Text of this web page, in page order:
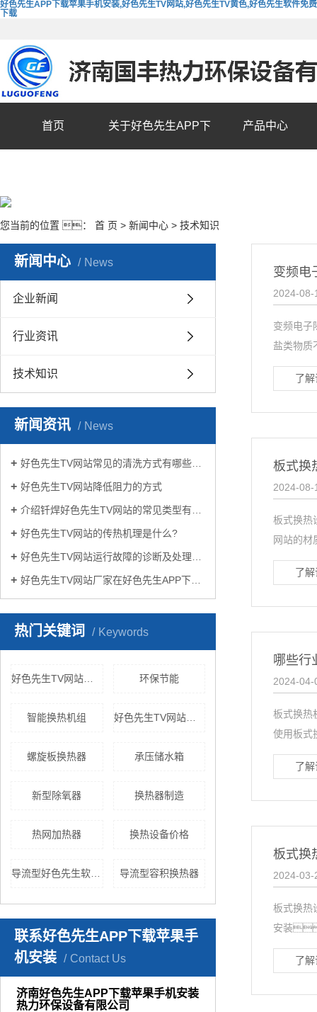
好色先生APP下载苹果手机安装,好色先生TV网站,好色先生TV黄色,好色先生软件免费
下载
首页 关于好色先生APP下 产品中心
您当前的位置 ： 首 页 > 新闻中心 > 技术知识
新闻中心 News
企业新闻
行业资讯
技术知识
新闻资讯 News
好色先生TV网站常见的清洗方式有哪些？
好色先生TV网站降低阻力的方式
介绍钎焊好色先生TV网站的常见类型有哪些
好色先生TV网站的传热机理是什么?
好色先生TV网站运行故障的诊断及处理方法
好色先生TV网站厂家在好色先生APP下载苹果手机安装生活中有哪些作用？
热门关键词 Keywords
环保节能
智能换热机组 好色先生TV网站厂家
螺旋板换热器 承压储水箱
新型除氧器 换热器制造
热网加热器 换热设备价格
导流型容积换热器
联系好色先生APP下载苹果手
机安装
Contact Us
济南好色先生APP下载苹果手机安装
热力环保设备有限公司
变频
2024-08-
变频电
盐类物
了
板式
2024-08-
板式换
网站的
了
哪些
2024-04-
板式换
使用板
了
板式换
2024-03-
板式换
安装
了